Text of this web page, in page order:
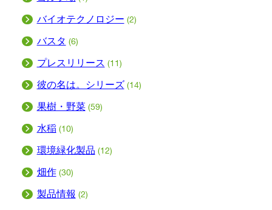
バイオテクノロジー (2)
バスタ (6)
プレスリリース (11)
彼の名は。シリーズ (14)
果樹・野菜 (59)
水稲 (10)
環境緑化製品 (12)
畑作 (30)
製品情報 (2)